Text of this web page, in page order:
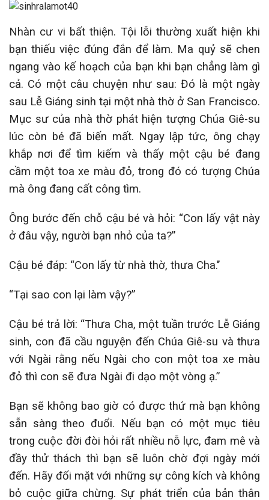
Nhàn cư vi bất thiện. Tội lỗi thường xuất hiện khi
bạn thiếu việc đúng đắn để làm. Ma quỷ sẽ chen
ngang vào kế hoạch của bạn khi bạn chẳng làm gì
cả. Có một câu chuyện như sau: Đó là một ngày
sau Lễ Giáng sinh tại một nhà thờ ở San Francisco.
Mục sư của nhà thờ phát hiện tượng Chúa Giê-su
lúc còn bé đã biến mất. Ngay lập tức, ông chạy
khắp nơi để tìm kiếm và thấy một cậu bé đang
cầm một toa xe màu đỏ, trong đó có tượng Chúa
mà ông đang cất công tìm.
Ông bước đến chỗ cậu bé và hỏi: “Con lấy vật này
ở đâu vậy, người bạn nhỏ của ta?”
Cậu bé đáp: “Con lấy từ nhà thờ, thưa Cha.’’
“Tại sao con lại làm vậy?”
Cậu bé trả lời: “Thưa Cha, một tuần trước Lễ Giáng
sinh, con đã cầu nguyện đến Chúa Giê-su và thưa
với Ngài rằng nếu Ngài cho con một toa xe màu
đỏ thì con sẽ đưa Ngài đi dạo một vòng ạ.”
Bạn sẽ không bao giờ có được thứ mà bạn không
sẵn sàng theo đuổi. Nếu bạn có một mục tiêu
trong cuộc đời đòi hỏi rất nhiều nỗ lực, đam mê và
đầy thử thách thì bạn sẽ luôn chờ đợi ngày mới
đến. Hãy đối mặt với những sự công kích và không
bỏ cuộc giữa chừng. Sự phát triển của bản thân